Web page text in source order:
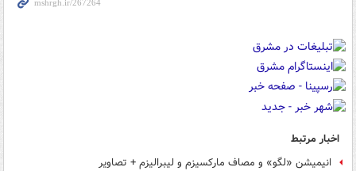
اخبار مرتبط
انیمیشن «لگو» و مصاف مارکسیزم و لیبرالیزم + تصاویر